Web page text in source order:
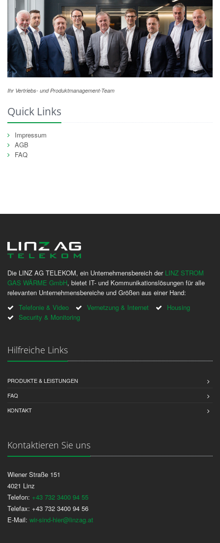
Ihr Vertriebs- und Produktmanagement-Team
Quick Links
Impressum
AGB
FAQ
Die LINZ AG TELEKOM, ein Unternehmensbereich der LINZ STROM
GAS WÄRME GmbH, bietet IT- und Kommunikationslösungen für alle
relevanten Unternehmensbereiche und Größen aus einer Hand:
Telefonie & Video
Vernetzung & Internet
Housing
Security & Monitoring
Hilfreiche Links
PRODUKTE & LEISTUNGEN
FAQ
KONTAKT
Kontaktieren Sie uns
Wiener Straße 151
4021 Linz
Telefon: +43 732 3400 94 55
Telefax: +43 732 3400 94 56
E-Mail: wir-sind-hier@linzag.at